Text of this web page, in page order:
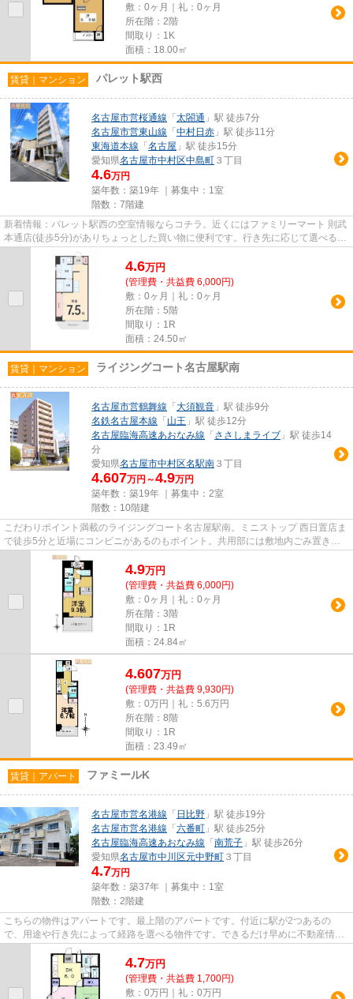
敷：0ヶ月｜礼：0ヶ月
所在階：2階
間取り：1K
面積：18.00㎡
賃貸｜マンション パレット駅西
名古屋市営桜通線 「 太閤通 」駅 徒歩7分
名古屋市営東山線 「 中村日赤 」駅 徒歩11分
東海道本線 「 名古屋 」駅 徒歩15分
愛知県名古屋市中村区中島町 ３丁目
4.6万円
築年数：築19年 ｜募集中： 1室
階数：7階建
新着情報：パレット駅西の空室情報ならコチラ。近くにはファミリーマート 則武
本通店(徒歩5分)がありちょっとした買い物に便利です。行き先に応じて選べる3
駅以上利用可の物件です。造...
4.6万円
(管理費・共益費 6,000円)
敷：0ヶ月｜礼：0ヶ月
所在階：5階
間取り：1R
面積：24.50㎡
賃貸｜マンション ライジングコート名古屋駅南
名古屋市営鶴舞線 「 大須観音 」駅 徒歩9分
名鉄名古屋本線 「 山王 」駅 徒歩12分
名古屋臨海高速あおなみ線 「 ささしまライブ 」駅 徒歩14
分
愛知県名古屋市中村区名駅南 ３丁目
4.607万円～4.9万円
築年数：築19年 ｜募集中： 2室
階数：10階建
こだわりポイント満載のライジングコート名古屋駅南。ミニストップ 西日置店ま
で徒歩5分と近場にコンビニがあるのもポイント。共用部には敷地内ごみ置き
場・エレベータなどが揃ってお...
4.9万円
(管理費・共益費 6,000円)
敷：0ヶ月｜礼：0ヶ月
所在階：3階
間取り：1R
面積：24.84㎡
4.607万円
(管理費・共益費 9,930円)
敷：0万円｜礼：5.6万円
所在階：8階
間取り：1R
面積：23.49㎡
賃貸｜アパート ファミールK
名古屋市営名港線 「 日比野 」駅 徒歩19分
名古屋市営名港線 「 六番町 」駅 徒歩25分
名古屋臨海高速あおなみ線 「 南荒子 」駅 徒歩26分
愛知県名古屋市中川区元中野町 ３丁目
4.7万円
築年数：築37年 ｜募集中： 1室
階数：2階建
こちらの物件はアパートです。最上階のアパートです。付近に駅が2つあるの
で、用途や行き先によって経路を選べる物件です。できるだけ早めに不動産情報
を集めたい方は当社スタッフまで...
4.7万円
(管理費・共益費 1,700円)
敷：0万円｜礼：0万円